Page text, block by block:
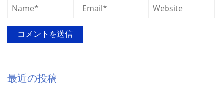
最近の投稿